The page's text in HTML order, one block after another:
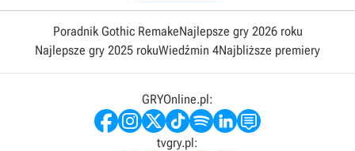
Poradnik Gothic RemakeNajlepsze gry 2026 roku
Najlepsze gry 2025 rokuWiedźmin 4Najbliższe premiery
GRYOnline.pl:
tvgry.pl: